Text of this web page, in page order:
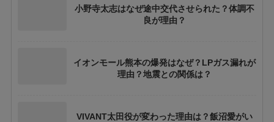
小野寺太志はなぜ途中交代させられた？体調不
良が理由？
イオンモール熊本の爆発はなぜ？LPガス漏れが
理由？地震との関係は？
VIVANT太田役が変わった理由は？飯沼愛がい